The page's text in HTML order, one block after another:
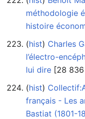
méthodologie
histoire
(hist) ‎ Charles
l’électro-
lui dire ‎[28
(hist) ‎
français - Les
Bastiat (1801-